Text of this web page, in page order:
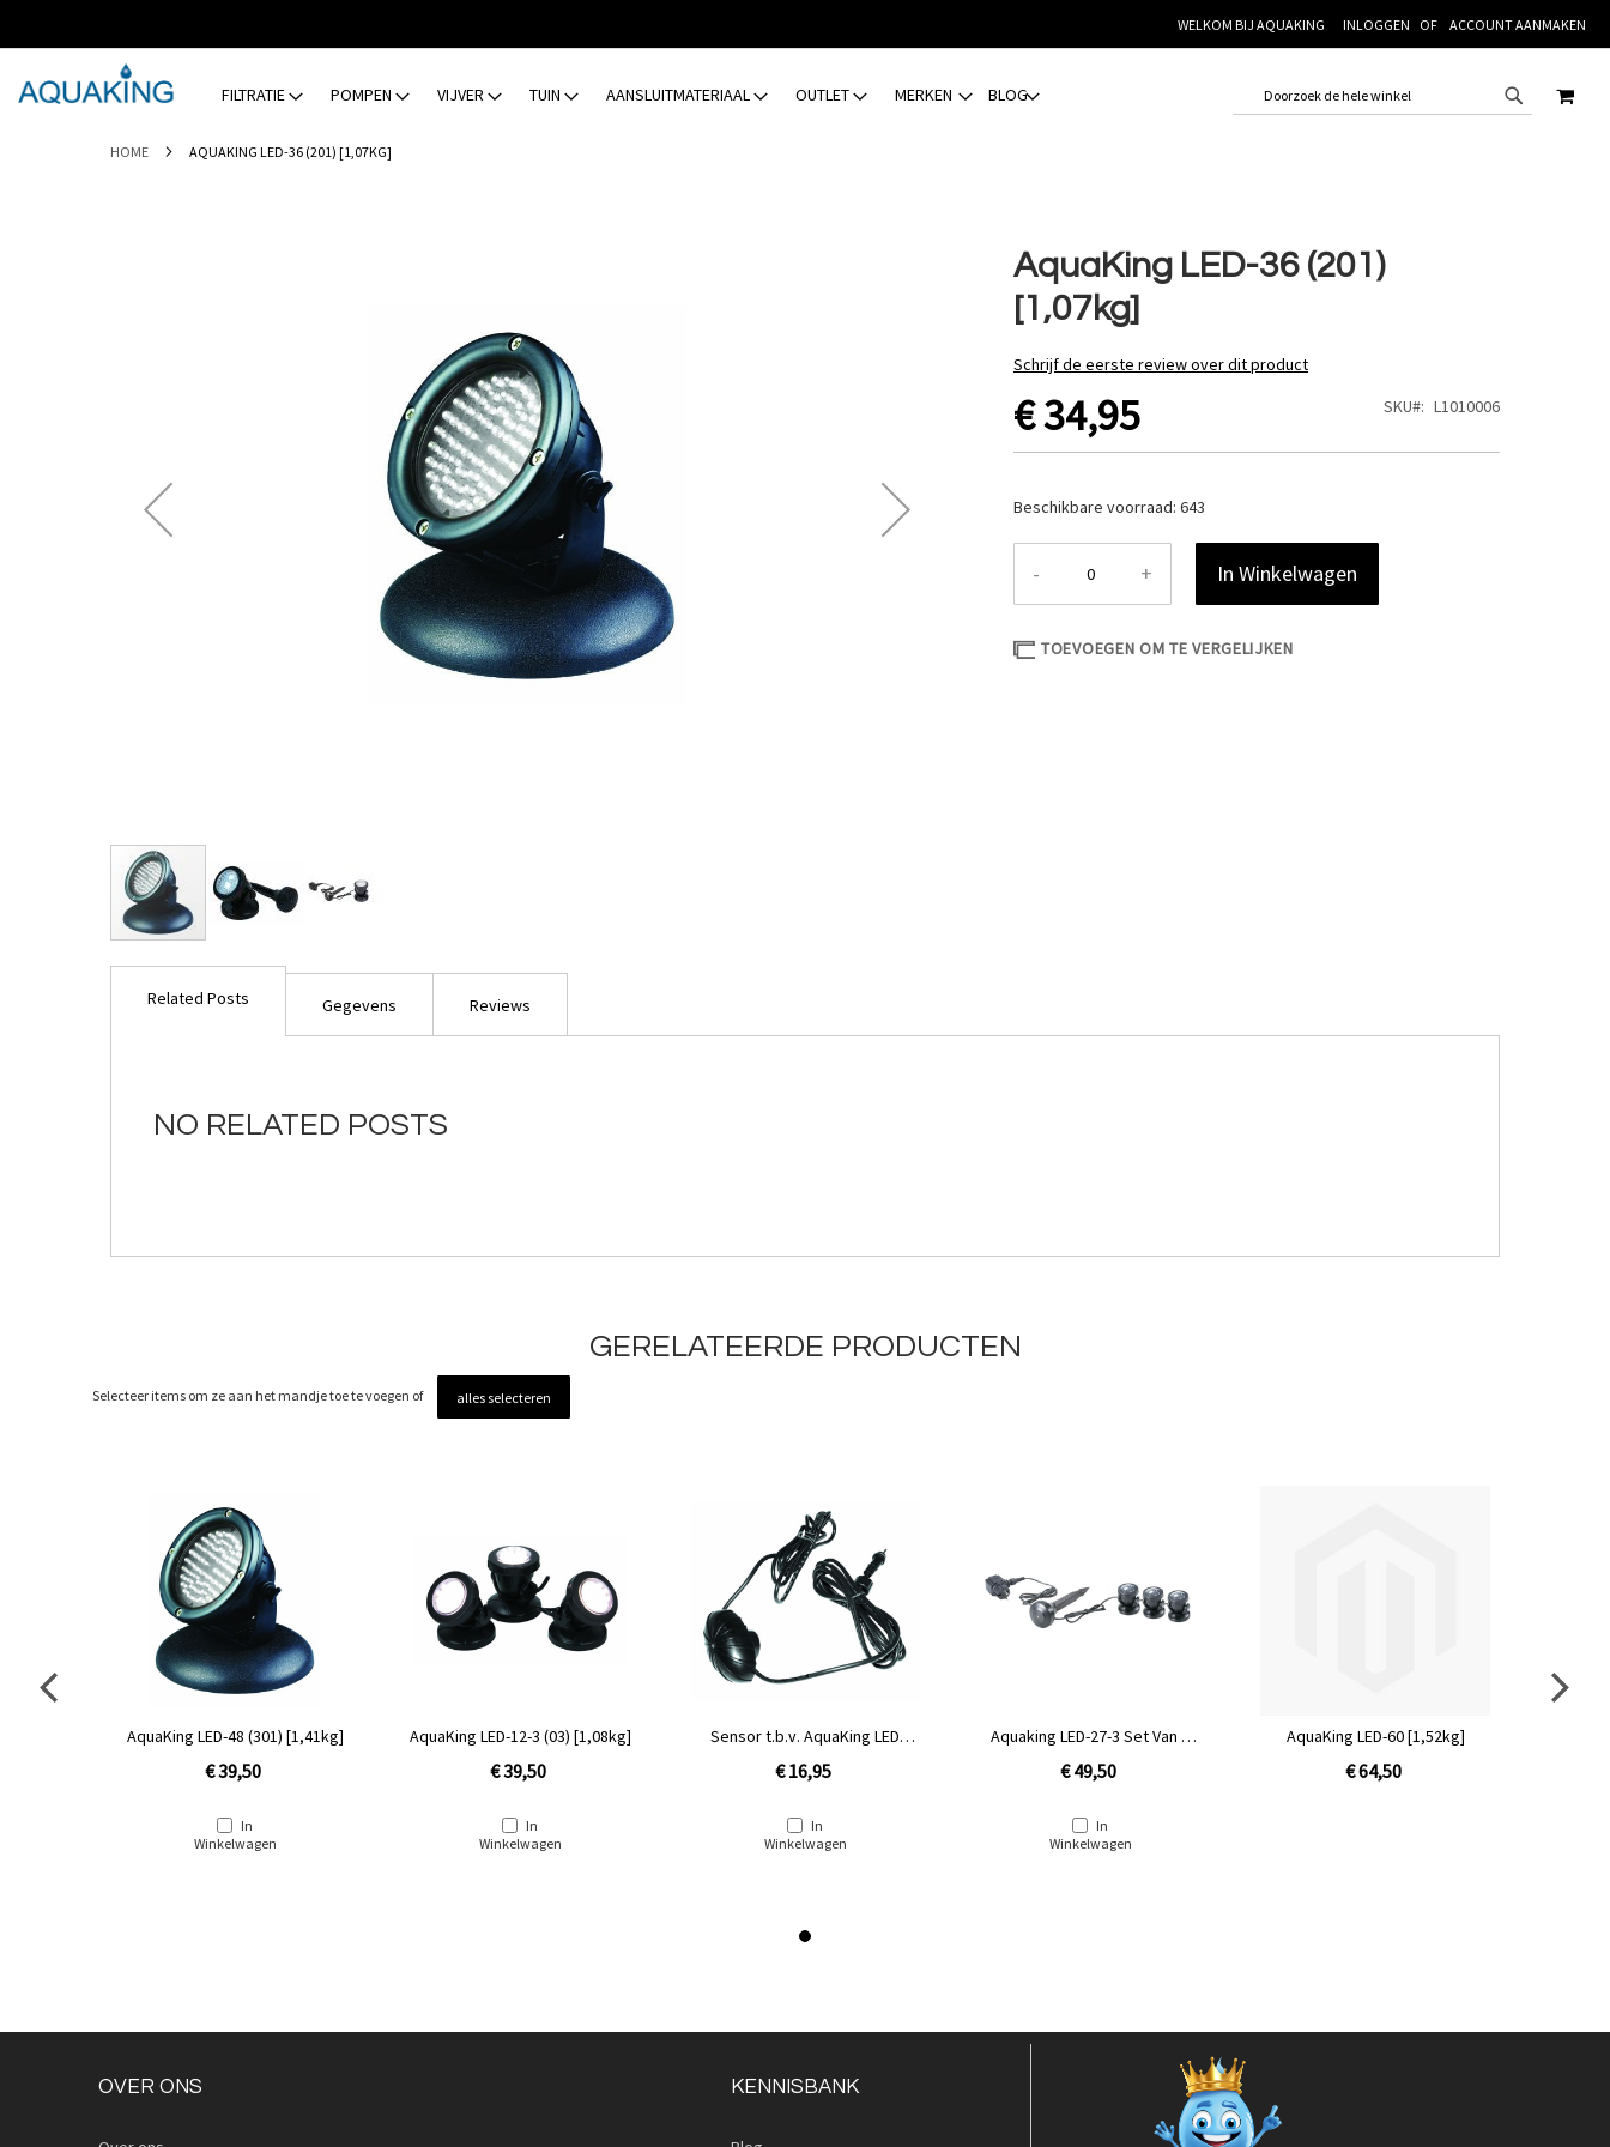
NAAR
INHOUD
WELKOM BIJ AQUAKING INLOGGEN ACCOUNT AANMAKEN
FILTRATIE POMPEN VIJVER TUIN AANSLUITMATERIAAL OUTLET MERKEN BLOG
HOME AQUAKING LED-36 (201) [1,07KG]
AquaKing LED-36 (201)
[1,07kg]
Schrijf de eerste review over dit product
€ 34,95 SKU L1010006
Beschikbare voorraad: 643
- + In Winkelwagen
TOEVOEGEN OM TE VERGELIJKEN
gallerij
Related Posts
NO RELATED POSTS
Gegevens Reviews
GERELATEERDE PRODUCTEN
Selecteer items om ze aan het mandje toe te voegen of alles selecteren
AquaKing LED-48 (301) [1,41kg]
€ 39,50
In
Winkelwagen
AquaKing LED-12-3 (03) [1,08kg]
€ 39,50
In
Winkelwagen
Sensor t.b.v. AquaKing LED
€ 16,95
In
Winkelwagen
Aquaking LED-27-3 Set Van 3
€ 49,50
In
Winkelwagen
AquaKing LED-60 [1,52kg]
€ 64,50
OVER ONS KENNISBANK